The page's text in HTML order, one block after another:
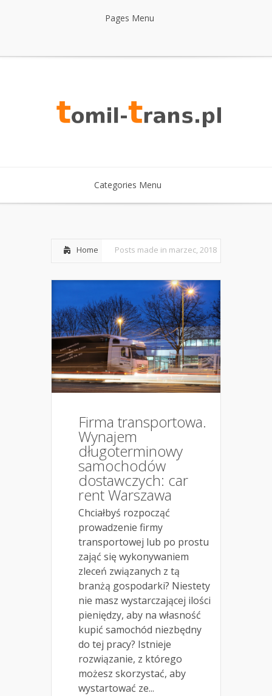
Pages Menu
Categories Menu
Home Posts made in marzec, 2018
Firma transportowa.
Wynajem
długoterminowy
samochodów
dostawczych: car
rent Warszawa
Chciałbyś rozpocząć
prowadzenie firmy
transportowej lub po prostu
zająć się wykonywaniem
zleceń związanych z tą
branżą gospodarki? Niestety
nie masz wystarczającej ilości
pieniędzy, aby na własność
kupić samochód niezbędny
do tej pracy? Istnieje
rozwiązanie, z którego
możesz skorzystać, aby
wystartować ze...